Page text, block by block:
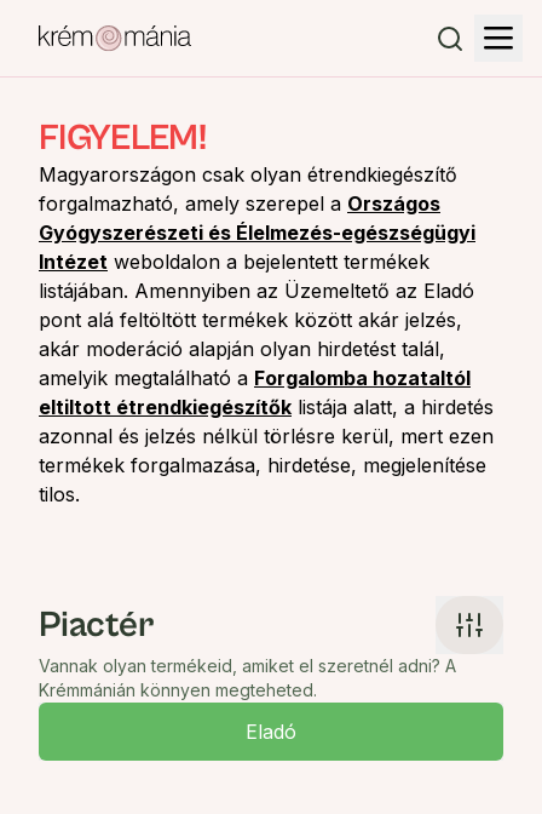
FIGYELEM!
Magyarországon csak olyan étrendkiegészítő
forgalmazható, amely szerepel a Országos
Gyógyszerészeti és Élelmezés-egészségügyi
Intézet weboldalon a bejelentett termékek
listájában. Amennyiben az Üzemeltető az Eladó
pont alá feltöltött termékek között akár jelzés,
akár moderáció alapján olyan hirdetést talál,
amelyik megtalálható a Forgalomba hozataltól
eltiltott étrendkiegészítők listája alatt, a hirdetés
azonnal és jelzés nélkül törlésre kerül, mert ezen
termékek forgalmazása, hirdetése, megjelenítése
tilos.
Piactér
Vannak olyan termékeid, amiket el szeretnél adni? A
Krémmánián könnyen megteheted.
Eladó